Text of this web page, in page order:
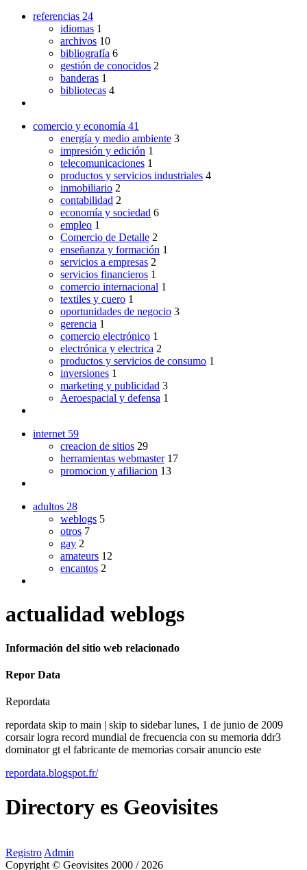
referencias 24
idiomas 1
archivos 10
bibliografía 6
gestión de conocidos 2
banderas 1
bibliotecas 4
comercio y economía 41
energía y medio ambiente 3
impresión y edición 1
telecomunicaciones 1
productos y servicios industriales 4
inmobiliario 2
contabilidad 2
economía y sociedad 6
empleo 1
Comercio de Detalle 2
enseñanza y formación 1
servicios a empresas 2
servicios financieros 1
comercio internacional 1
textiles y cuero 1
oportunidades de negocio 3
gerencia 1
comercio electrónico 1
electrónica y electrica 2
productos y servicios de consumo 1
inversiones 1
marketing y publicidad 3
Aeroespacial y defensa 1
internet 59
creacion de sitios 29
herramientas webmaster 17
promocion y afiliacion 13
adultos 28
weblogs 5
otros 7
gay 2
amateurs 12
encantos 2
actualidad weblogs
Información del sitio web relacionado
Repor Data
Repordata
repordata skip to main | skip to sidebar lunes, 1 de junio de 2009
corsair logra record mundial de frecuencia con su memoria ddr3
dominator gt el fabricante de memorias corsair anuncio este
repordata.blogspot.fr/
Directory es Geovisites
Registro Admin
Copyright © Geovisites 2000 / 2026